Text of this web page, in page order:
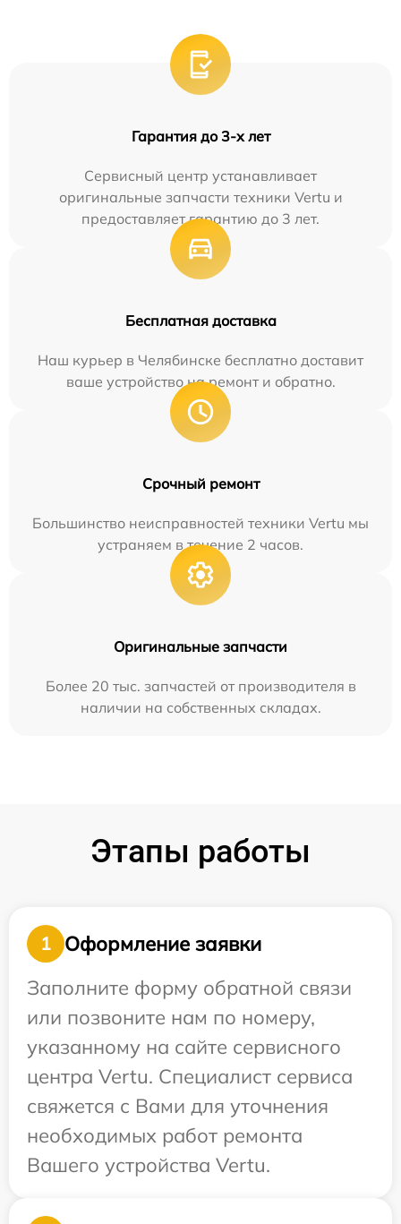
Гарантия до 3-х лет
Сервисный центр устанавливает
оригинальные запчасти техники Vertu и
предоставляет гарантию до 3 лет.
Бесплатная доставка
Наш курьер в Челябинске бесплатно доставит
ваше устройство на ремонт и обратно.
Срочный ремонт
Большинство неисправностей техники Vertu мы
устраняем в течение 2 часов.
Оригинальные запчасти
Более 20 тыс. запчастей от производителя в
наличии на собственных складах.
Этапы работы
1
Оформление заявки
Заполните форму обратной связи
или позвоните нам по номеру,
указанному на сайте сервисного
центра Vertu. Специалист сервиса
свяжется с Вами для уточнения
необходимых работ ремонта
Вашего устройства Vertu.